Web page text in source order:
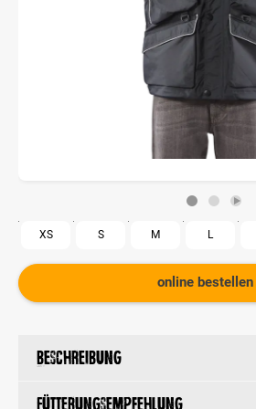
XS S M L
online bestellen
Beschreibung
Fütterungsempfehlung